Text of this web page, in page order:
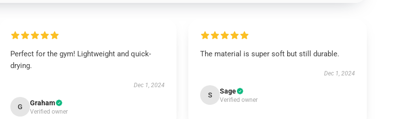
Perfect for the gym! Lightweight and quick-
drying.
Dec 1, 2024
G Graham
Verified owner
The material is super soft but still durable.
Dec 1, 2024
S Sage
Verified owner